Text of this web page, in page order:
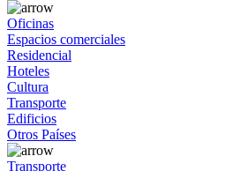
Oficinas
Espacios comerciales
Residencial
Hoteles
Cultura
Transporte
Edificios
Otros Países
Transporte